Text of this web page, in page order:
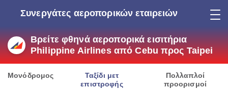
Συνεργάτες αεροπορικών εταιρειών
Βρείτε φθηνά αεροπορικά εισιτήρια
Philippine Airlines από Cebu προς Taipei
Μονόδρομος
Ταξίδι μετ
επιστροφής
Πολλαπλοί
προορισμοί